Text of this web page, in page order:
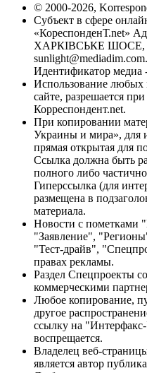
© 2000-2026,
Субъект в сфере
«КореспонденТ.net»
ХАРКІВСЬКЕ ШОСЕ,
Идентификатор медиа
Использование любых
сайте, разрешается
Корреспондент.net.
При копировании
Украины и мира», для
прямая открытая для
Ссылка должна быть
полного либо
Гиперссылка (для
размещена в
материала.
Новости с пометками
"Заявление",
"Тест-драйв",
правах рекламы.
Раздел Спецпроекты
коммерческими
Любое копирование,
другое
ссылку на
воспрещается.
Владелец веб-
является автор